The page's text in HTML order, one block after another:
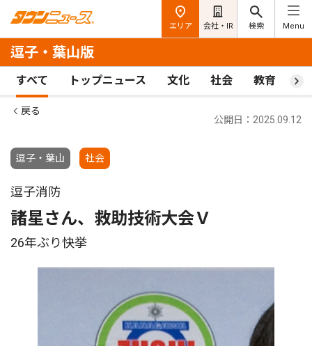
エリア 会社・IR 検索 Menu
逗子・葉山版
すべて トップニュース 文化 社会 教育 ス
戻る
逗子・葉山 社会
公開日：2025.09.12
逗子消防
諸星さん、救助技術大会Ｖ
26年ぶり快挙